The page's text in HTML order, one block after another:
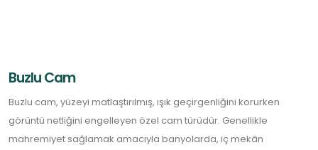
Buzlu Cam
Buzlu cam, yüzeyi matlaştırılmış, ışık geçirgenliğini korurken
görüntü netliğini engelleyen özel cam türüdür. Genellikle
mahremiyet sağlamak amacıyla banyolarda, iç mekân